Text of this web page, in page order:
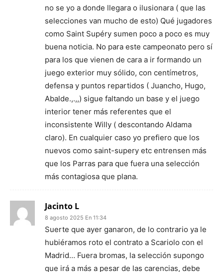
no se yo a donde llegara o ilusionara ( que las
selecciones van mucho de esto) Qué jugadores
como Saint Supéry sumen poco a poco es muy
buena noticia. No para este campeonato pero sí
para los que vienen de cara a ir formando un
juego exterior muy sólido, con centímetros,
defensa y puntos repartidos ( Juancho, Hugo,
Abalde.,.,,) sigue faltando un base y el juego
interior tener más referentes que el
inconsistente Willy ( descontando Aldama
claro). En cualquier caso yo prefiero que los
nuevos como saint-supery etc entrensen más
que los Parras para que fuera una selección
más contagiosa que plana.
Jacinto L
8 agosto 2025 En 11:34
Suerte que ayer ganaron, de lo contrario ya le
hubiéramos roto el contrato a Scariolo con el
Madrid… Fuera bromas, la selección supongo
que irá a más a pesar de las carencias, debe